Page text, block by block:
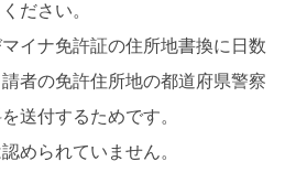
ださい。
イナ免許証の住所地書換に日数
者の免許住所地の都道府県警察
送付するためです。
められていません。